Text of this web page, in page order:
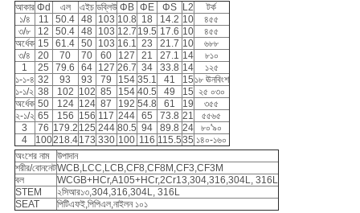
আকার Φd এল এইচ ডব্লিউ ΦB ΦE ΦS L2
টর্ক
১/৪
11 50.4 48 103 10.8 18 14.2 10
৪৫৫
৩/৮
12 50.4 48 103 12.7 19.5 17.6 10
৪৫৫
অর্ধেক 15 61.4 50 103 16.1 23 21.7 10
৬৮৮
৩/৪
20 70 70 60 127 21 27.1 14
৮১০
1
25 79.6 64 127 26.7 34 33.8 14
১২৫
১-১-৪ 32 93 93 79 154 35.1 41 15 ১৮ ঊনবিংশ
১-১/২ 38 102 102 85 154 40.5 49 15 ২৫ ০৩০
অর্ধেক 50 124 124 87 192 54.8 61 19
৩৫৫
২-১/২ 65 156 156 117 244 65 73.8 21
৫৫৬৫
3
76 179.2 125 244 80.5 94 89.8 24
৮০'৯০
4
100218.4173 330 100 116 115.535 ১৪০-১৬০
অংশের নাম
উপাদান
শরীর/বোননেটWCB,LCC,LCB,CF8,CF8M,CF3,CF3M
বল
WCGB+HCr,A105+HCr,2Cr13,304,316,304L, 316L
STEM
২সিআর১৩,304,316,304L, 316L
SEAT
পিটিএফই,পিপিএল,নাইলন ১০১